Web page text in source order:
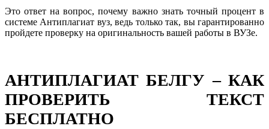
Это ответ на вопрос, почему важно знать точный процент в
системе Антиплагиат вуз, ведь только так, вы гарантированно
пройдете проверку на оригинальность вашей работы в ВУЗе.
АНТИПЛАГИАТ БЕЛГУ – КАК
ПРОВЕРИТЬ ТЕКСТ
БЕСПЛАТНО